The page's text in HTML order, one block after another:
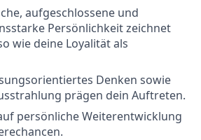
aufgeschlossene und
Persönlichkeit zeichnet
wie deine Loyalität als
Denken sowie
prägen dein Auftreten.
persönliche Weiterentwicklung